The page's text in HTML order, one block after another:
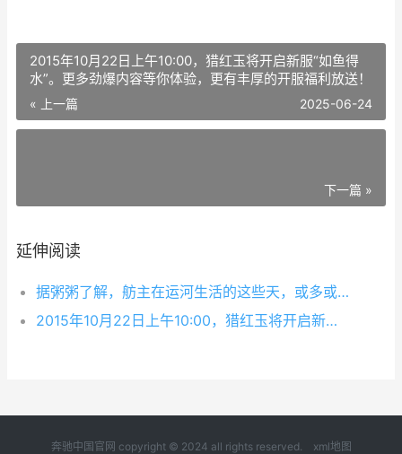
2015年10月22日上午10:00，猎红玉将开启新服“如鱼得
水”。更多劲爆内容等你体验，更有丰厚的开服福利放送！
« 上一篇 2025-06-24
下一篇 »
延伸阅读
据粥粥了解，舫主在运河生活的这些天，或多或少都遇到了一些“小麻烦”，虽然舫会已经及时根据舫主们的反馈进行调整，排查解决了部分问题，不过！造成这些问题的罪魁祸首，是绝对不可饶恕的！
2015年10月22日上午10:00，猎红玉将开启新服“如鱼得水”。更多劲爆内容等你体验，更有丰厚的开服福利放送！
奔驰中国官网 copyright © 2024 all rights reserved. xml地图